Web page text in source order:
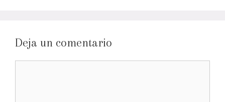
Deja un comentario